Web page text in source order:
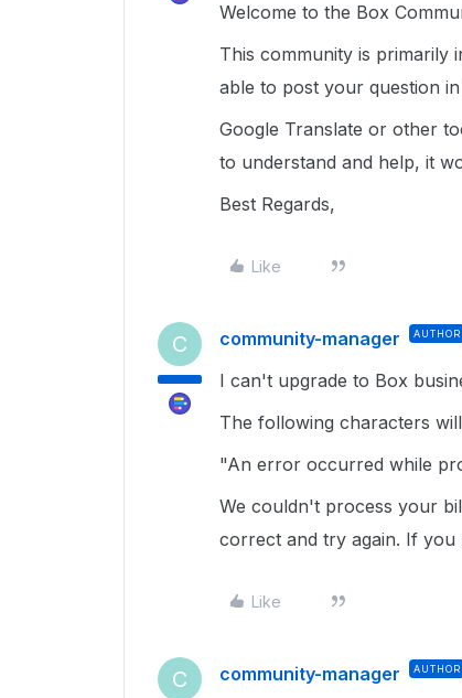
Welcome to the Box
This community is primarily
able to post your question
Google Translate or other
to understand and help, it
Best Regards,
Like
C community-manager AUTHOR
I can't upgrade to Box
The following characters
"An error occurred while
We couldn't process your
correct and try again. If
Like
C community-manager AUTHOR